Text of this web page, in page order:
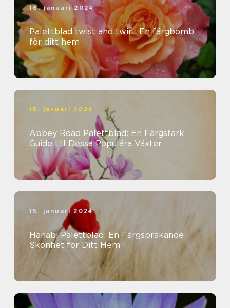
16. januari 2024
Palettblad twist and twirl: En färgbomb
för ditt hem
15. januari 2024
Abbey Road Palettblad: En Färgstark
Guide till Dessa Populära Växter
15. januari 2024
Hanabi Palettblad: En Färgsprakande
Skönhet för Ditt Hem